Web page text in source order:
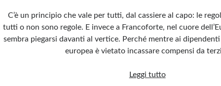
C’è un principio che vale per tutti, dal cassiere al capo: le
tutti o non sono regole. E invece a Francoforte, nel cuore
sembra piegarsi davanti al vertice. Perché mentre ai
europea è vietato incassare compensi da
Leggi tuttoLagarde,